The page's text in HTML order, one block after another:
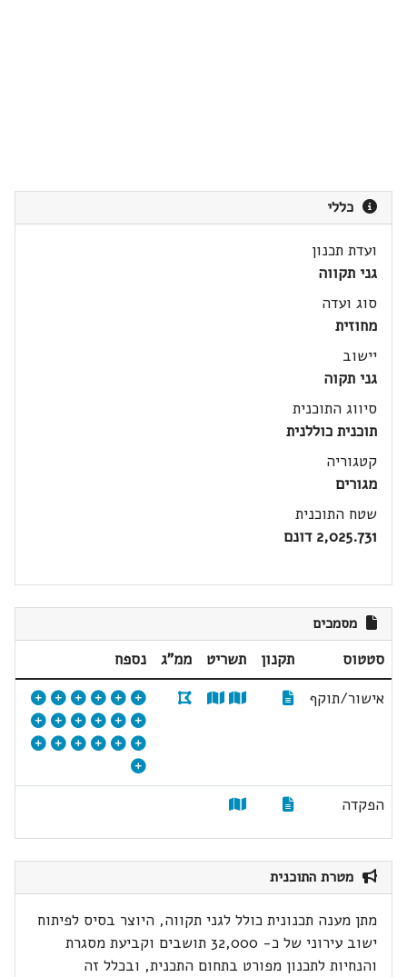
כללי
ועדת תכנון
גני תקווה
סוג ועדה
מחוזית
יישוב
גני תקוה
סיווג התוכנית
תוכנית כוללנית
קטגוריה
מגורים
שטח התוכנית
2,025.731 דונם
מסמכים
סטטוס תקנון תשריט ממ"ג
נספח
אישור/תוקף
הפקדה
מטרת התוכנית
מתן מענה תכנונית כולל לגני תקווה, היוצר בסיס לפיתוח
ישוב עירוני של כ- 32,000 תושבים וקביעת מסגרת
והנחיות לתכנון מפורט בתחום התכנית, ובכלל זה